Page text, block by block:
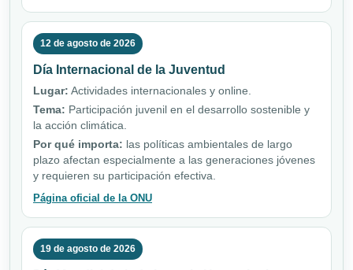
12 de agosto de 2026
Día Internacional de la Juventud
Lugar: Actividades internacionales y online.
Tema: Participación juvenil en el desarrollo sostenible y
la acción climática.
Por qué importa: las políticas ambientales de largo
plazo afectan especialmente a las generaciones jóvenes
y requieren su participación efectiva.
Página oficial de la ONU
19 de agosto de 2026